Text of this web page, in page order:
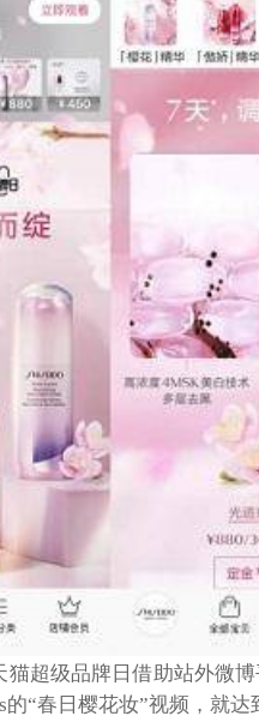
猫超级品牌日借助站外微
的“春日樱花妆”视频，就